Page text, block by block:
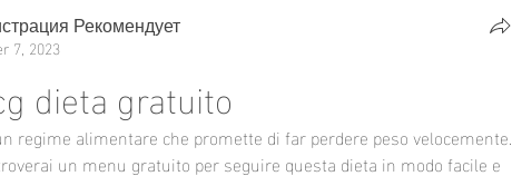
Рекомендует
7, 2023
dieta gratuito
regime alimentare che promette di far perdere peso velocemente.
un menu gratuito per seguire questa dieta in modo facile e